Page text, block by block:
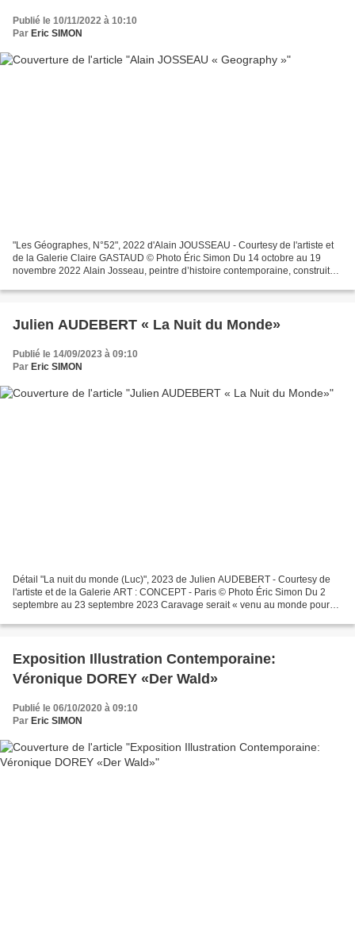
Publié le 10/11/2022 à 10:10
Par Eric SIMON
"Les Géographes, N°52", 2022 d'Alain JOUSSEAU - Courtesy de l'artiste et
de la Galerie Claire GASTAUD © Photo Éric Simon Du 14 octobre au 19
novembre 2022 Alain Josseau, peintre d’histoire contemporaine, construit
Julien AUDEBERT « La Nuit du Monde»
Publié le 14/09/2023 à 09:10
Par Eric SIMON
Détail "La nuit du monde (Luc)", 2023 de Julien AUDEBERT - Courtesy de
l'artiste et de la Galerie ART : CONCEPT - Paris © Photo Éric Simon Du 2
septembre au 23 septembre 2023 Caravage serait « venu au monde pour
Exposition Illustration Contemporaine:
Véronique DOREY «Der Wald»
Publié le 06/10/2020 à 09:10
Par Eric SIMON